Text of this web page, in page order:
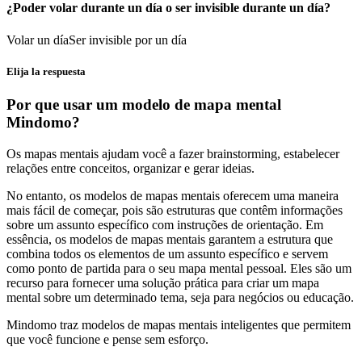
¿Poder volar durante un día o ser invisible durante un día?
Volar un díaSer invisible por un día
Elija la respuesta
Por que usar um modelo de mapa mental
Mindomo?
Os mapas mentais ajudam você a fazer brainstorming, estabelecer
relações entre conceitos, organizar e gerar ideias.
No entanto, os modelos de mapas mentais oferecem uma maneira
mais fácil de começar, pois são estruturas que contêm informações
sobre um assunto específico com instruções de orientação. Em
essência, os modelos de mapas mentais garantem a estrutura que
combina todos os elementos de um assunto específico e servem
como ponto de partida para o seu mapa mental pessoal. Eles são um
recurso para fornecer uma solução prática para criar um mapa
mental sobre um determinado tema, seja para negócios ou educação.
Mindomo traz modelos de mapas mentais inteligentes que permitem
que você funcione e pense sem esforço.